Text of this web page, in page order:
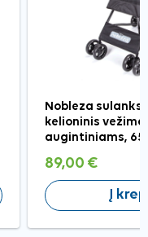
Nobleza
kelioninis
augintiniams,
89,00 €
Į